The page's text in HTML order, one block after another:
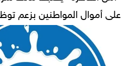
على أموال المواطنين بزعم